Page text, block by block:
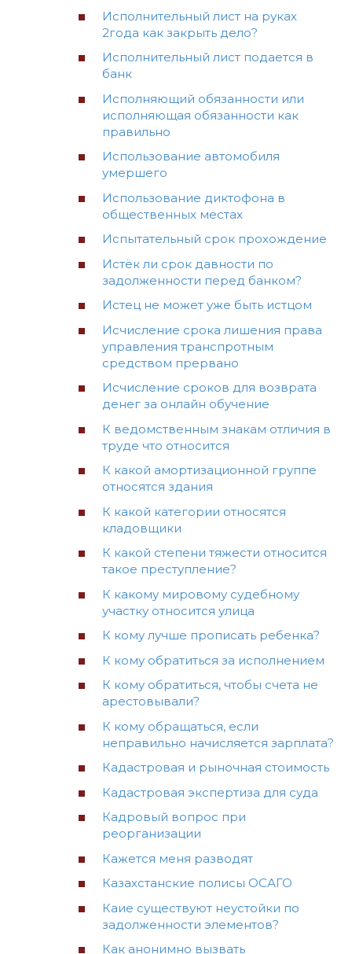
Исполнительный лист на руках
2года как закрыть дело?
Исполнительный лист подается в
банк
Исполняющий обязанности или
исполняющая обязанности как
правильно
Использование автомобиля
умершего
Использование диктофона в
общественных местах
Испытательный срок прохождение
Истёк ли срок давности по
задолженности перед банком?
Истец не может уже быть истцом
Исчисление срока лишения права
управления транспротным
средством прервано
Исчисление сроков для возврата
денег за онлайн обучение
К ведомственным знакам отличия в
труде что относится
К какой амортизационной группе
относятся здания
К какой категории относятся
кладовщики
К какой степени тяжести относится
такое преступление?
К какому мировому судебному
участку относится улица
К кому лучше прописать ребенка?
К кому обратиться за исполнением
К кому обратиться, чтобы счета не
арестовывали?
К кому обращаться, если
неправильно начисляется зарплата?
Кадастровая и рыночная стоимость
Кадастровая экспертиза для суда
Кадровый вопрос при
реорганизации
Кажется меня разводят
Казахстанские полисы ОСАГО
Каие существуют неустойки по
задолженности элементов?
Как анонимно вызвать